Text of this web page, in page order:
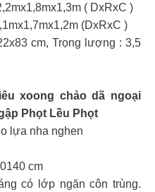
( DxRxC )
(DxRxC )
cm, Trọng lượng : 3,5
xoong chảo dã ngoại
Phọt Lều Phọt
lựa nha nghen
cm
có lớp ngăn côn trùng.